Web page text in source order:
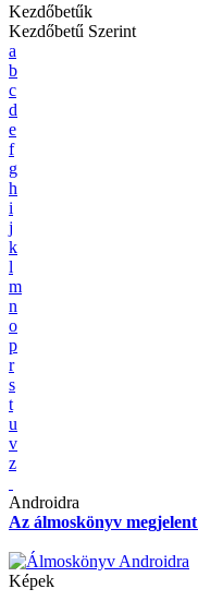
Kezdőbetűk
Kezdőbetű Szerint
a
b
c
d
e
f
g
h
i
j
k
l
m
n
o
p
r
s
t
u
v
z
Androidra
Az álmoskönyv
Képek